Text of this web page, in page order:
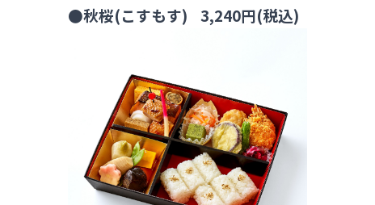
●秋桜(こすもす) 3,240円(税込)